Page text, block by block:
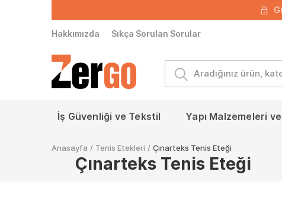
Hakkımızda Sıkça Sorulan Sorular
İş Güvenliği ve Tekstil Yapı Malzemeleri
Anasayfa / Tenis Etekleri / Çınarteks Tenis Eteği
Çınarteks Tenis Eteği